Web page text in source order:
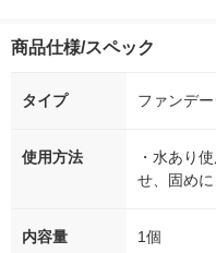
商品仕様/スペック
タイプ ファンデ
使用方法
・水あり
せ、固めに
内容量 1個